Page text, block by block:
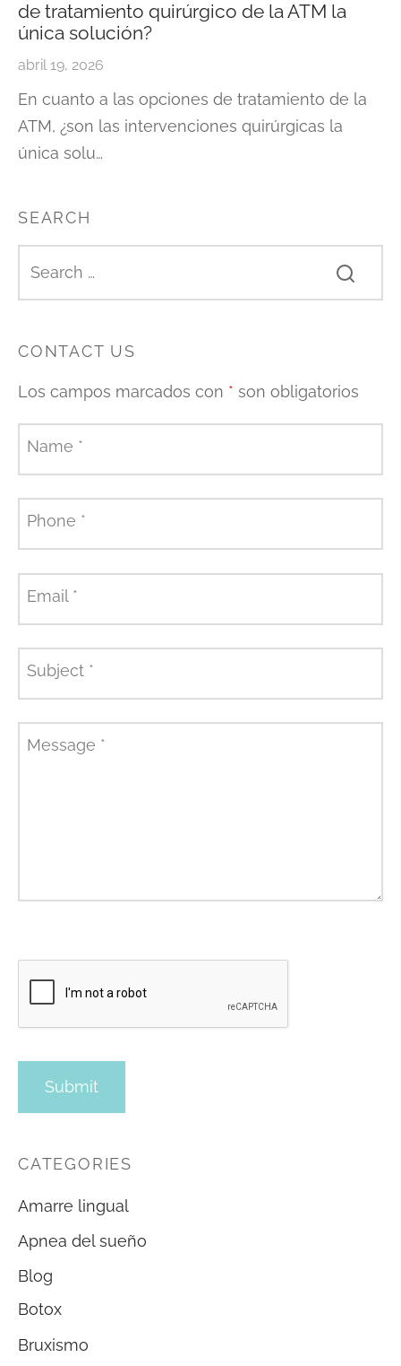
de tratamiento quirúrgico de la ATM la
única solución?
abril 19, 2026
En cuanto a las opciones de tratamiento de la
ATM, ¿son las intervenciones quirúrgicas la
única solu…
SEARCH
CONTACT US
Los campos marcados con * son obligatorios
Name *
Phone *
Email *
Subject *
Message *
CATEGORIES
Amarre lingual
Apnea del sueño
Blog
Botox
Bruxismo